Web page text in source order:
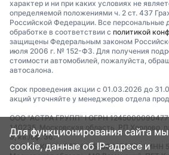
характер и ни при каких условиях не
определяемой положениями ч. 2 ст. 437
Российской Федерации. Все персональные
обработке в соответствии с политикой
защищены Федеральным законом
июля 2006 г. № 152-ФЗ. Для получения
стоимости автомобилей, пожалуйста,
автосалона.
Срок проведения акции с 01.03.2026 до
акций уточняйте у менеджеров отдела
ООО "АСТРА ГРУПП" I ОГРН 1245000090477
140235, Московская область, РП Хорлово,
6, кв./оф. 36.
ООО "ЛАККИ" I ОГРН 1255000076550 I ИНН
Для функционирования сайта
cookie, данные об IP-адресе и